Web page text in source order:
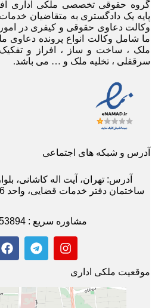
گروه حقوقی تخصصی ملکی اداری
پایه یک دادگستری به متقاضیان
وکالت دعاوی حقوقی و کیفری در
ما شامل وکالت انواع پرونده دعاوی
ملک ، ساخت و ساز ، افراز و
سرقفلی ، تخلیه ملک و … می باشد.
آدرس و شبکه های اجتماعی
آدرس: تهران، آیت اله کاشانی،
ساختمان دفتر خدمات قضایی، واحد 6. تلفن:02144097162
مشاوره سریع : 09125453894
موقعیت ملکی اداری